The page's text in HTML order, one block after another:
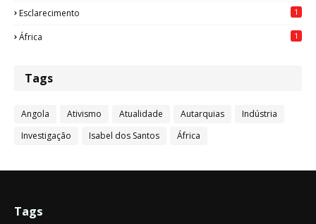
Esclarecimento 1
África 1
Tags
Angola Ativismo Atualidade Autarquias
Indústria
Investigação
Isabel dos Santos África
Tags